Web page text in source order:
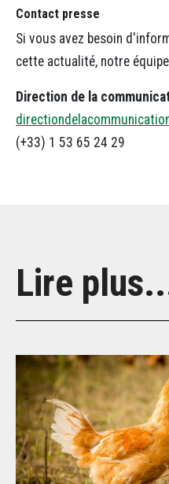
Contact presse
Si vous avez besoin
cette actualité, notre
Direction de la
(+33) 1 53 65 24 29
Lire